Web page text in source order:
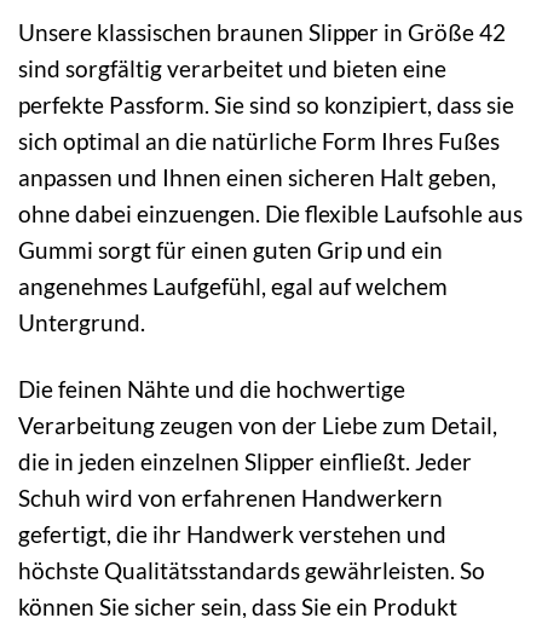
Unsere klassischen braunen Slipper in Größe 42
sind sorgfältig verarbeitet und bieten eine
perfekte Passform. Sie sind so konzipiert, dass sie
sich optimal an die natürliche Form Ihres Fußes
anpassen und Ihnen einen sicheren Halt geben,
ohne dabei einzuengen. Die flexible Laufsohle aus
Gummi sorgt für einen guten Grip und ein
angenehmes Laufgefühl, egal auf welchem
Untergrund.
Die feinen Nähte und die hochwertige
Verarbeitung zeugen von der Liebe zum Detail,
die in jeden einzelnen Slipper einfließt. Jeder
Schuh wird von erfahrenen Handwerkern
gefertigt, die ihr Handwerk verstehen und
höchste Qualitätsstandards gewährleisten. So
können Sie sicher sein, dass Sie ein Produkt